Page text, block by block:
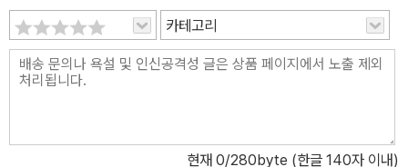
어쩌면 물웅덩이가 ‘유한한’ 존재라서 그런지도 모릅니다. 얼마 남지
않은 동안 만나는 사물 하나하나 풍경 하나하나가 물웅덩이한테는 얼
마나 소중하고 값질까요. 물웅덩이가 밤하늘 별들을 본 것을 마지막
으로 다음 날은 아무것도 보지 않고 그동안 본 것들을 다 떠올려 보는
보면서 눈여겨보지 않는 일상의 풍경을 군더더기 없는 문장과 소박한
그림으로 그려내고 있습니다. 아이들은 물론이고 일상이 지루하고 남
카테고리
현재 0/280byte (한글 140자 이내)